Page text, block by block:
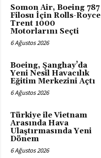
Somon Air, Boeing 787
Filosu İçin Rolls-Royce
Trent 1000
Motorlarını Seçti
6 Ağustos 2026
Boeing, Şanghay’da
Yeni Nesil Havacılık
Eğitim Merkezini Açtı
6 Ağustos 2026
Türkiye ile Vietnam
Arasında Hava
Ulaştırmasında Yeni
Dönem
6 Ağustos 2026